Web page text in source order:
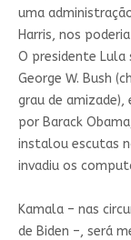
uma
Harris, nos
O presidente
George W. Bush
grau de
por Barack
instalou escutas
invadiu os
Kamala – nas
de Biden –, será